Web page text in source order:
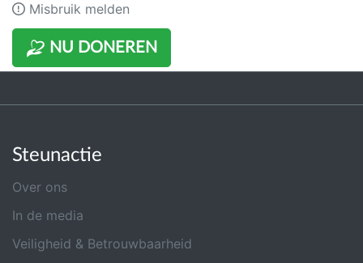
NU DONEREN
Misbruik melden
Steunactie
Over ons
In de media
Veiligheid & Betrouwbaarheid